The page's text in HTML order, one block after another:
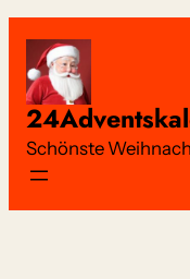
Inhalt
springen
Schönste